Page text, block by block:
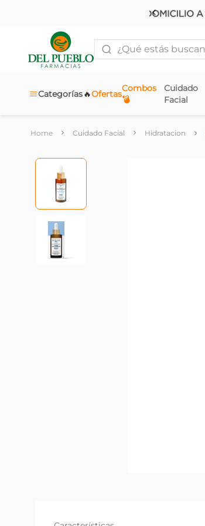
¿Qué estás buscando?
Categorías Ofertas
🔥
Combos
💣
Cuidado
Facial
Cuidado Facial Hidratacion